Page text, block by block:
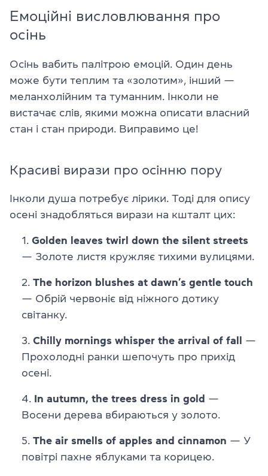
Емоційні висловлювання про
осінь
Осінь вабить палітрою емоцій. Один день
може бути теплим та «золотим», інший —
меланхолійним та туманним. Інколи не
вистачає слів, якими можна описати власний
стан і стан природи. Виправимо це!
Красиві вирази про осінню пору
Інколи душа потребує лірики. Тоді для опису
осені знадобляться вирази на кшталт цих:
Golden leaves twirl down the silent streets
— Золоте листя кружляє тихими вулицями.
The horizon blushes at dawn’s gentle touch
— Обрій червоніє від ніжного дотику
світанку.
Chilly mornings whisper the arrival of fall
—
Прохолодні ранки шепочуть про прихід
осені.
In autumn, the trees dress in gold —
Восени дерева вбираються у золото.
The air smells of apples and cinnamon — У
повітрі пахне яблуками та корицею.